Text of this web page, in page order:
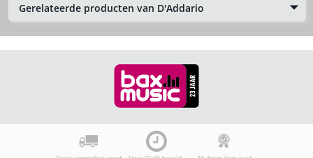
Gerelateerde producten van D'Addario